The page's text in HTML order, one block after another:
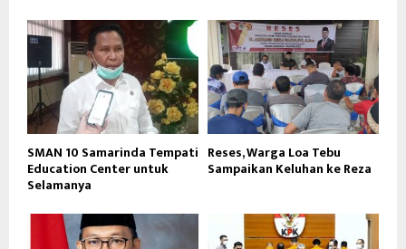
SMAN 10 Samarinda Tempati
Education Center untuk
Selamanya
Reses, Warga Loa Tebu
Sampaikan Keluhan ke Reza